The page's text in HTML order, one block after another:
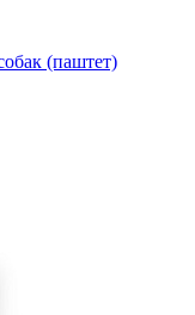
(паштет)